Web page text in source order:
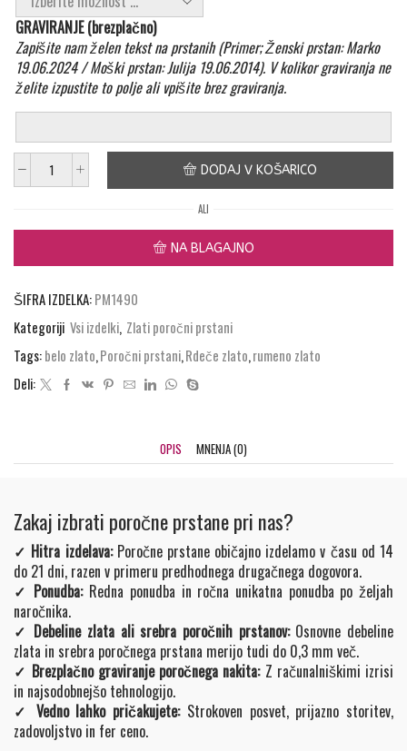
GRAVIRANJE (brezplačno)
Zapišite nam želen tekst na prstanih (Primer; Ženski prstan: Marko
19.06.2024 / Moški prstan: Julija 19.06.2014). V kolikor graviranja ne
želite izpustite to polje ali vpišite brez graviranja.
Poročna
DODAJ V KOŠARICO
ALI
NA BLAGAJNO
ŠIFRA IZDELKA:PM1490
Kategoriji Vsi izdelki, Zlati poročni prstani
Tags:belo zlato,Poročni prstani,Rdeče zlato,rumeno zlato
Deli:
OPIS MNENJA (0)
Zakaj izbrati poročne prstane pri nas?
✓ Hitra izdelava:Poročne prstane običajno izdelamo v času od 14
do 21 dni, razen v primeru predhodnega drugačnega dogovora.
✓ Ponudba:Redna ponudba in ročna unikatna ponudba po željah
naročnika.
✓ Debeline zlata ali srebra poročnih prstanov:Osnovne debeline
zlata in srebra poročnega prstana merijo tudi do 0,3 mm več.
✓ Brezplačno graviranje poročnega nakita:Z računalniškimi izrisi
in najsodobnejšo tehnologijo.
✓ Vedno lahko pričakujete:Strokoven posvet, prijazno storitev,
zadovoljstvo in fer ceno.